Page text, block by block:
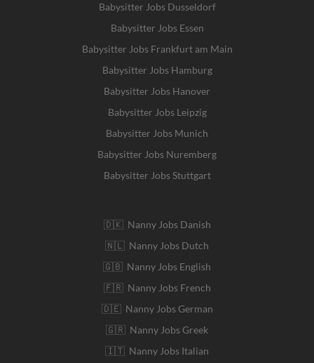
Babysitter Jobs Dusseldorf
Babysitter Jobs Essen
Babysitter Jobs Frankfurt am Main
Babysitter Jobs Hamburg
Babysitter Jobs Hanover
Babysitter Jobs Leipzig
Babysitter Jobs Munich
Babysitter Jobs Nuremberg
Babysitter Jobs Stuttgart
🇩🇰 Nanny Jobs Danish
🇳🇱 Nanny Jobs Dutch
🇬🇧 Nanny Jobs English
🇫🇷 Nanny Jobs French
🇩🇪 Nanny Jobs German
🇬🇷 Nanny Jobs Greek
🇮🇹 Nanny Jobs Italian